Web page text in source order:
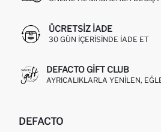
ÜCRETSIZ IADE
30 GÜN IÇERISINDE IADE ET
DEFACTO GIFT CLUB
AYRICALIKLARLA YENILEN,
DEFACTO